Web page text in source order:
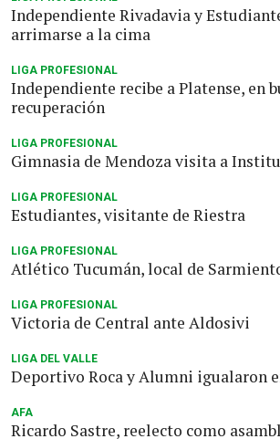
Independiente Rivadavia y
arrimarse a la cima
LIGA PROFESIONAL
Independiente recibe a Platense, en
recuperación
LIGA PROFESIONAL
Gimnasia de Mendoza visita a
LIGA PROFESIONAL
Estudiantes, visitante de Riestra
LIGA PROFESIONAL
Atlético Tucumán, local de
LIGA PROFESIONAL
Victoria de Central ante Aldosivi
LIGA DEL VALLE
Deportivo Roca y Alumni igualaron
AFA
Ricardo Sastre, reelecto como